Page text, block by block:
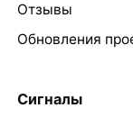
Отзывы
Обновления
Сигналы